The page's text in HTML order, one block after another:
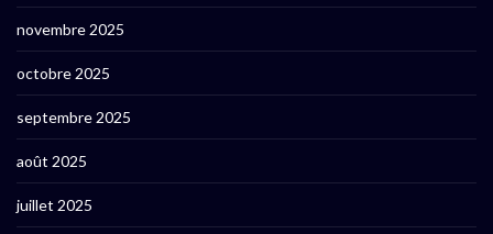
novembre 2025
octobre 2025
septembre 2025
août 2025
juillet 2025